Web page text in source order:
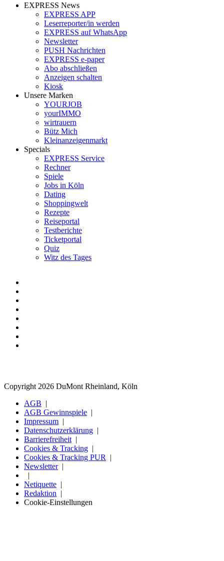
EXPRESS News
EXPRESS APP
Leserreporter/in werden
EXPRESS auf WhatsApp
Newsletter
PUSH Nachrichten
EXPRESS e-paper
Abo abschließen
Anzeigen schalten
Kiosk
Unsere Marken
YOURJOB
yourIMMO
wirtrauern
Bütz Mich
Kleinanzeigenmarkt
Specials
EXPRESS Service
Rechner
Spiele
Jobs in Köln
Dating
Shoppingwelt
Rezepte
Reiseportal
Testberichte
Ticketportal
Quiz
Witz des Tages
Copyright 2026 DuMont Rheinland, Köln
AGB
AGB Gewinnspiele
Impressum
Datenschutzerklärung
Barrierefreiheit
Cookies & Tracking
Cookies & Tracking PUR
Newsletter
Netiquette
Redaktion
Cookie-Einstellungen